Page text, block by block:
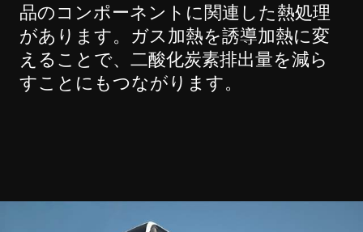
品のコンポーネントに関連した熱処理
があります。ガス加熱を誘導加熱に変
えることで、二酸化炭素排出量を減ら
すことにもつながります。